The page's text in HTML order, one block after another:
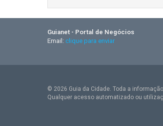
Guianet - Portal de Negócios
Email: clique para enviar
© 2026 Guia da Cidade. Toda a
Qualquer acesso automatizado ou